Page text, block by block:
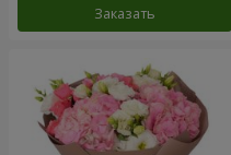
Заказать